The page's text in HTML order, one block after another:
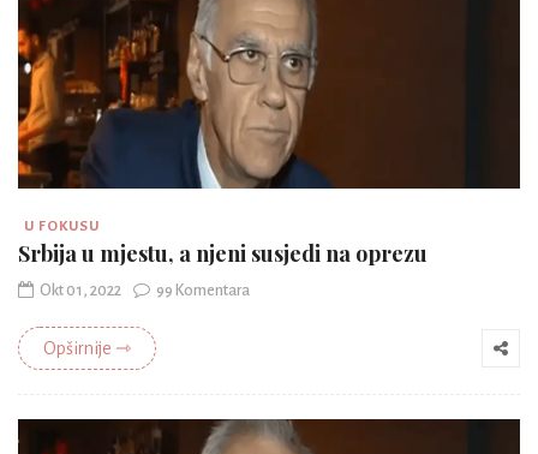
U FOKUSU
Srbija u mjestu, a njeni susjedi na oprezu
Okt 01, 2022 99 Komentara
Opširnije ⇾